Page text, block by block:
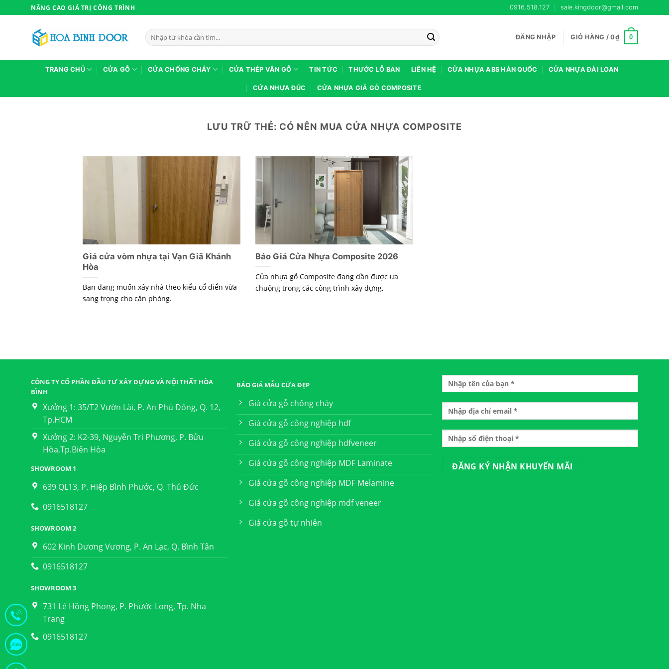
qua
NÂNG CAO GIÁ TRỊ CÔNG TRÌNH 0916.518.127 sale.kingdoor@gmail.com
Tìm
kiếm:
ĐĂNG NHẬP GIỎ HÀNG /0₫ 0
TRANG CHỦ CỬA GỖ CỬA CHỐNG CHÁY CỬA THÉP VÂN GỖ TIN TỨC THƯỚC LỖ BAN LIÊN HỆ CỬA NHỰA ABS HÀN QUỐC CỬA NHỰA ĐÀI LOAN
CỬA NHỰA ĐÚC CỬA NHỰA GIẢ GỖ COMPOSITE
LƯU TRỮ THẺ: CÓ NÊN MUA CỬA NHỰA COMPOSITE
Giá cửa vòm nhựa tại Vạn Giã Khánh
Hòa
Bạn đang muốn xây nhà theo kiểu cổ điển vừa
sang trọng cho căn phòng.
Báo Giá Cửa Nhựa Composite 2026
Cửa nhựa gỗ Composite đang dần được ưa
chuộng trong các công trình xây dựng,
CÔNG TY CỔ PHẦN ĐẦU TƯ XÂY DỰNG VÀ NỘI THẤT HÒA
BÌNH
Xưởng 1: 35/T2 Vườn Lài, P. An Phú Đông, Q. 12,
Tp.HCM
Xưởng 2: K2-39, Nguyễn Tri Phương, P. Bửu
Hòa,Tp.Biên Hòa
SHOWROOM 1
639 QL13, P. Hiệp Bình Phước, Q. Thủ Đức
0916518127
SHOWROOM 2
602 Kinh Dương Vương, P. An Lạc, Q. Bình Tân
0916518127
SHOWROOM 3
731 Lê Hồng Phong, P. Phước Long, Tp. Nha
Trang
0916518127
BÁO GIÁ MẪU CỬA ĐẸP
Giá cửa gỗ chống cháy
Giá cửa gỗ công nghiệp hdf
Giá cửa gỗ công nghiệp hdfveneer
Giá cửa gỗ công nghiệp MDF Laminate
Giá cửa gỗ công nghiệp MDF Melamine
Giá cửa gỗ công nghiệp mdf veneer
Giá cửa gỗ tự nhiên